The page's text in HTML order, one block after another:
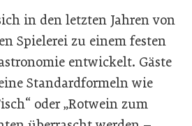
in den letzten Jahren von
Spielerei zu einem festen
entwickelt. Gäste
Standardformeln wie
oder „Rotwein zum